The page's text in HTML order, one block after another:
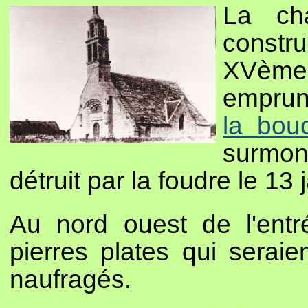
La
la
détruit par la foudre le 13
Au nord ouest de
pierres plates qui
naufragés.